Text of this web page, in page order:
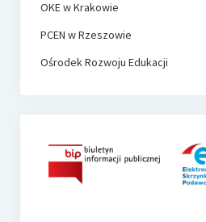
OKE w Krakowie
PCEN w Rzeszowie
Ośrodek Rozwoju Edukacji